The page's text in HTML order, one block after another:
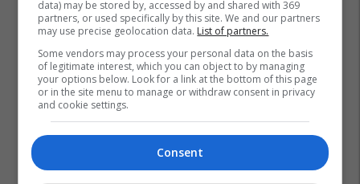
data) may be stored by, accessed by and shared with 369
partners, or used specifically by this site. We and our partners
may use precise geolocation data. List of partners.
Some vendors may process your personal data on the basis
of legitimate interest, which you can object to by managing
your options below. Look for a link at the bottom of this page
or in the site menu to manage or withdraw consent in privacy
and cookie settings.
Consent